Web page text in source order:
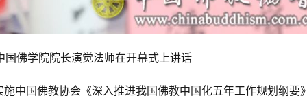
国佛学院院长演觉法师在开幕式上讲话
中国佛教协会《深入推进我国佛教中国化五年工作规划纲要